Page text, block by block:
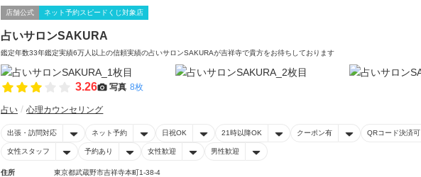
店舗公式 ネット予約スピードくじ対象店
占いサロンSAKURA
鑑定年数33年鑑定実績6万人以上の信頼実績の占いサロンSAKURAが吉祥寺で貴方をお待ちしております
3.26 写真 8枚
占い 心理カウンセリング
出張・訪問対応 ネット予約 日祝OK 21時以降OK クーポン有 QRコード決済可
女性スタッフ 予約あり 女性歓迎 男性歓迎
住所
東京都武蔵野市吉祥寺本町1-38-4